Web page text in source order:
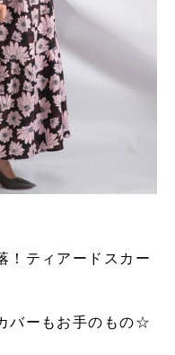
！ティアードスカー
バーもお手のもの☆